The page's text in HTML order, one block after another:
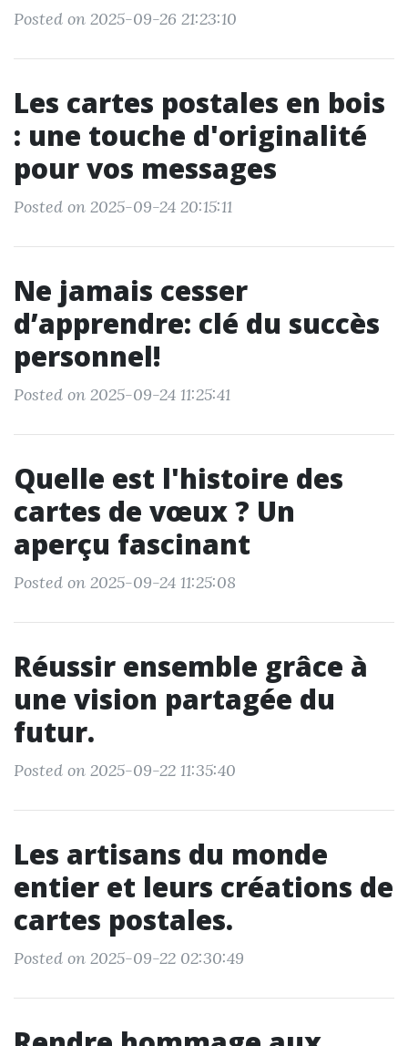
Posted on 2025-09-26 21:23:10
Les cartes postales en bois
: une touche d'originalité
pour vos messages
Posted on 2025-09-24 20:15:11
Ne jamais cesser
d’apprendre: clé du succès
personnel!
Posted on 2025-09-24 11:25:41
Quelle est l'histoire des
cartes de vœux ? Un
aperçu fascinant
Posted on 2025-09-24 11:25:08
Réussir ensemble grâce à
une vision partagée du
futur.
Posted on 2025-09-22 11:35:40
Les artisans du monde
entier et leurs créations de
cartes postales.
Posted on 2025-09-22 02:30:49